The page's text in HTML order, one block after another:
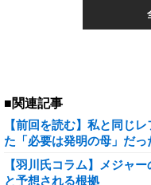
■関連記事
【前回を読む】私と同じ
た「必要は発明の母」だっ
【羽川氏コラム】メジャ
と予想される根拠